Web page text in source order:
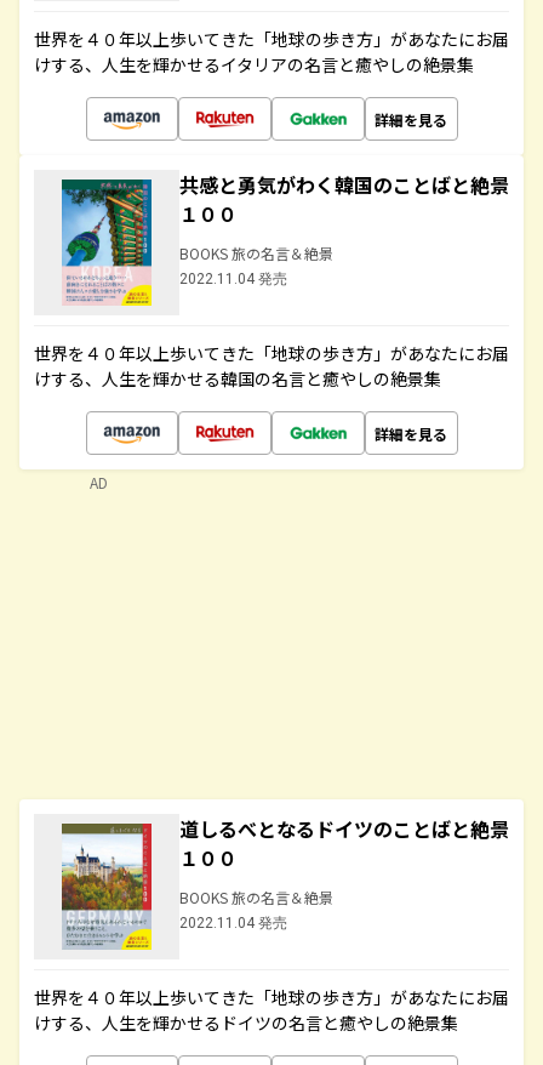
世界を４０年以上歩いてきた「地球の歩き方」があなたにお届
けする、人生を輝かせるイタリアの名言と癒やしの絶景集
詳細を見る
共感と勇気がわく韓国のことばと絶景
１００
BOOKS 旅の名言＆絶景
2022.11.04 発売
世界を４０年以上歩いてきた「地球の歩き方」があなたにお届
けする、人生を輝かせる韓国の名言と癒やしの絶景集
詳細を見る
道しるべとなるドイツのことばと絶景
１００
BOOKS 旅の名言＆絶景
2022.11.04 発売
世界を４０年以上歩いてきた「地球の歩き方」があなたにお届
けする、人生を輝かせるドイツの名言と癒やしの絶景集
AD